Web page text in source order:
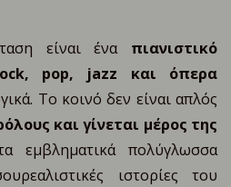
είναι ένα πιανιστικό
pop, jazz και όπερα
Το κοινό δεν είναι απλός
και γίνεται μέρος της
πολύγλωσσα
ιστορίες του